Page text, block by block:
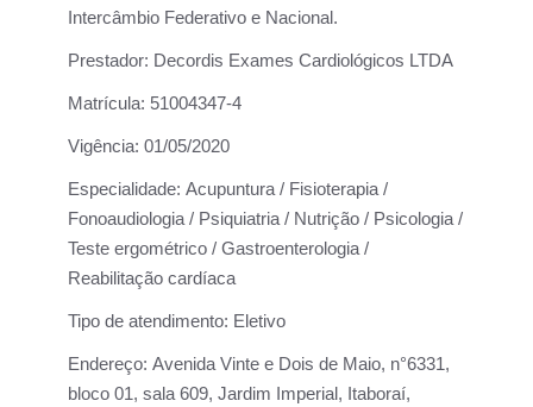
Intercâmbio Federativo e Nacional.
Prestador: Decordis Exames Cardiológicos LTDA
Matrícula: 51004347-4
Vigência: 01/05/2020
Especialidade: Acupuntura / Fisioterapia /
Fonoaudiologia / Psiquiatria / Nutrição / Psicologia /
Teste ergométrico / Gastroenterologia /
Reabilitação cardíaca
Tipo de atendimento: Eletivo
Endereço: Avenida Vinte e Dois de Maio, n°6331,
bloco 01, sala 609, Jardim Imperial, Itaboraí,